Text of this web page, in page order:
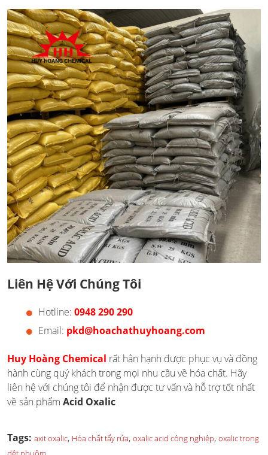
Liên Hệ Với Chúng Tôi
Hotline: 0948 290 290
Email: pkd@hoachathuyhoang.com
Huy Hoàng Chemical rất hân hạnh được phục vụ và đồng
hành cùng quý khách trong mọi nhu cầu về hóa chất. Hãy
liên hệ với chúng tôi để nhận được tư vấn và hỗ trợ tốt nhất
về sản phẩm Acid Oxalic
Tags: axit oxalic, Hóa chất tẩy rửa, oxalic acid công nghiệp, oxalic trong